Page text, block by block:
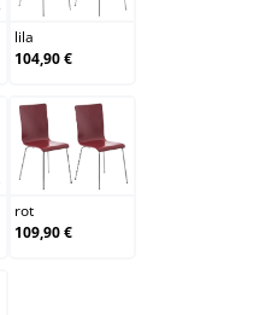
lila
104,90 €
rot
rot
109,90 €